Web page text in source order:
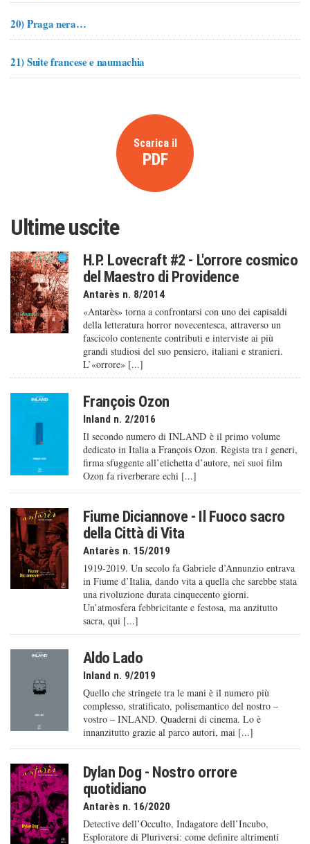
20)Praga nera…
21)Suite francese e naumachia
Scarica il
PDF
Ultime uscite
H.P. Lovecraft #2 - L'orrore cosmico
del Maestro di Providence
Antarès n. 8/2014
«Antarès» torna a confrontarsi con uno dei capisaldi
della letteratura horror novecentesca, attraverso un
fascicolo contenente contributi e interviste ai più
grandi studiosi del suo pensiero, italiani e stranieri.
L’«orrore» [...]
François Ozon
Inland n. 2/2016
Il secondo numero di INLAND è il primo volume
dedicato in Italia a François Ozon. Regista tra i generi,
firma sfuggente all’etichetta d’autore, nei suoi film
Ozon fa riverberare echi [...]
Fiume Diciannove - Il Fuoco sacro
della Città di Vita
Antarès n. 15/2019
1919-2019. Un secolo fa Gabriele d’Annunzio entrava
in Fiume d’Italia, dando vita a quella che sarebbe stata
una rivoluzione durata cinquecento giorni.
Un’atmosfera febbricitante e festosa, ma anzitutto
sacra, qui [...]
Aldo Lado
Inland n. 9/2019
Quello che stringete tra le mani è il numero più
complesso, stratificato, polisemantico del nostro –
vostro – INLAND. Quaderni di cinema. Lo è
innanzitutto grazie al parco autori, mai [...]
Dylan Dog - Nostro orrore
quotidiano
Antarès n. 16/2020
Detective dell’Occulto, Indagatore dell’Incubo,
Esploratore di Pluriversi: come definire altrimenti